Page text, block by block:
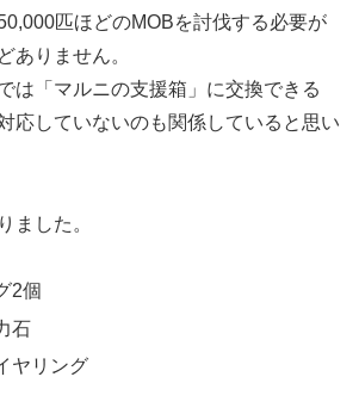
匹ほどのMOBを討伐する必要が
ありません。
は「マルニの支援箱」に交換できる
応していないのも関係していると思い
ました。
2個
石
ヤリング